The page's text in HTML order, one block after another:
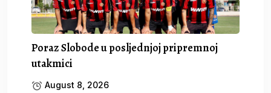
Poraz Slobode u posljednjoj pripremnoj
utakmici
August 8, 2026